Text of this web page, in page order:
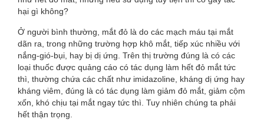
hại gì không?
Ở người bình thường, mắt đỏ là do các mạch máu tại mắt
dãn ra, trong những trường hợp khô mắt, tiếp xúc nhiều với
nắng-gió-bụi, hay bị dị ứng. Trên thị trường đúng là có các
loại thuốc được quảng cáo có tác dụng làm hết đỏ mắt tức
thì, thường chứa các chất như imidazoline, kháng dị ứng hay
kháng viêm, đúng là có tác dụng làm giảm đỏ mắt, giảm cộm
xốn, khó chịu tại mắt ngay tức thì. Tuy nhiên chúng ta phải
hết thận trọng.